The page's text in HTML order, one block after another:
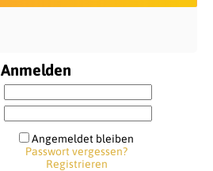
Anmelden
Angemeldet bleiben
Passwort vergessen?
Registrieren